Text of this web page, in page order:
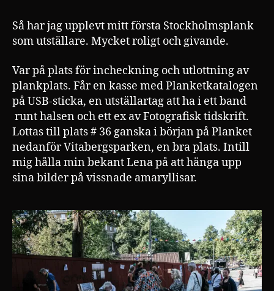
det,
det
Så har jag upplevt mitt första Stockholmsplank
som utställare. Mycket roligt och givande.
Var på plats för incheckning och utlottning av
plankplats. Får en kasse med Planketkatalogen
på USB-sticka, en utställartag att ha i ett band
runt halsen och ett ex av Fotografisk tidskrift.
Lottas till plats # 36 ganska i början på Planket
nedanför Vitabergsparken, en bra plats. Intill
mig hålla min bekant Lena på att hänga upp
sina bilder på vissnade amaryllisar.